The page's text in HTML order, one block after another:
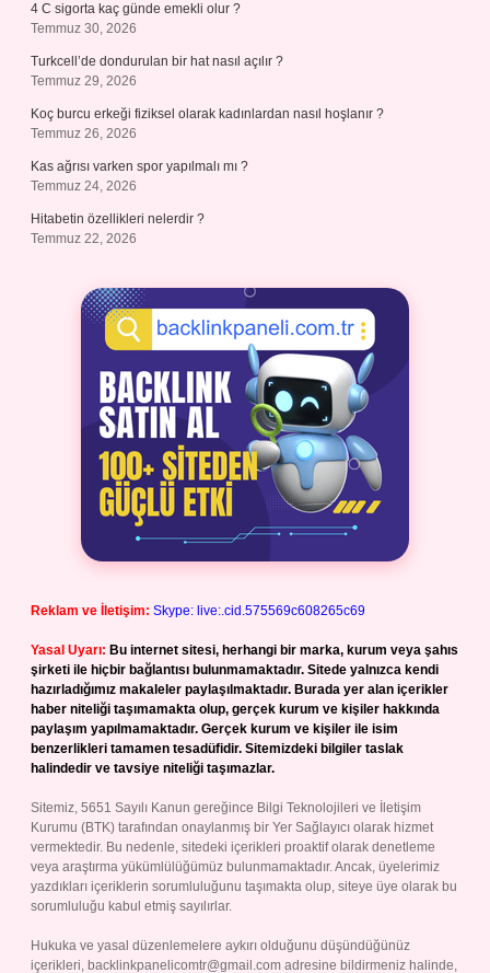
4 C sigorta kaç günde emekli olur ?
Temmuz 30, 2026
Turkcell’de dondurulan bir hat nasıl açılır ?
Temmuz 29, 2026
Koç burcu erkeği fiziksel olarak kadınlardan nasıl hoşlanır ?
Temmuz 26, 2026
Kas ağrısı varken spor yapılmalı mı ?
Temmuz 24, 2026
Hitabetin özellikleri nelerdir ?
Temmuz 22, 2026
Reklam ve İletişim: Skype: live:.cid.575569c608265c69
Yasal Uyarı: Bu internet sitesi, herhangi bir marka, kurum veya şahıs
şirketi ile hiçbir bağlantısı bulunmamaktadır. Sitede yalnızca kendi
hazırladığımız makaleler paylaşılmaktadır. Burada yer alan içerikler
haber niteliği taşımamakta olup, gerçek kurum ve kişiler hakkında
paylaşım yapılmamaktadır. Gerçek kurum ve kişiler ile isim
benzerlikleri tamamen tesadüfidir. Sitemizdeki bilgiler taslak
halindedir ve tavsiye niteliği taşımazlar.
Sitemiz, 5651 Sayılı Kanun gereğince Bilgi Teknolojileri ve İletişim
Kurumu (BTK) tarafından onaylanmış bir Yer Sağlayıcı olarak hizmet
vermektedir. Bu nedenle, sitedeki içerikleri proaktif olarak denetleme
veya araştırma yükümlülüğümüz bulunmamaktadır. Ancak, üyelerimiz
yazdıkları içeriklerin sorumluluğunu taşımakta olup, siteye üye olarak bu
sorumluluğu kabul etmiş sayılırlar.
Hukuka ve yasal düzenlemelere aykırı olduğunu düşündüğünüz
içerikleri, backlinkpanelicomtr@gmail.com adresine bildirmeniz halinde,